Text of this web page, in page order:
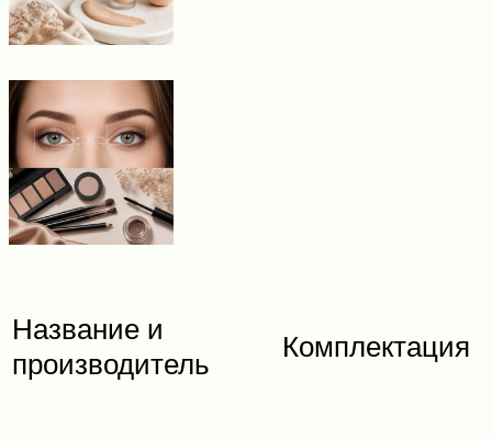
Название и
производитель
Комплектация